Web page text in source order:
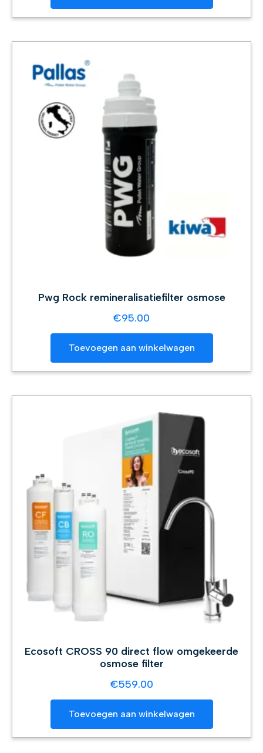
Pwg Rock remineralisatiefilter osmose
€95.00
Toevoegen aan winkelwagen
Ecosoft CROSS 90 direct flow omgekeerde
osmose filter
€559.00
Toevoegen aan winkelwagen